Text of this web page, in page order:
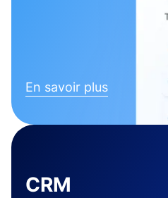
En savoir plus
CRM